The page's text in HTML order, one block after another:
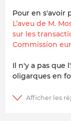
Pour en s'avoir
L’aveu de M.
sur les
Commission
Il n'y a pas que
oligarques en